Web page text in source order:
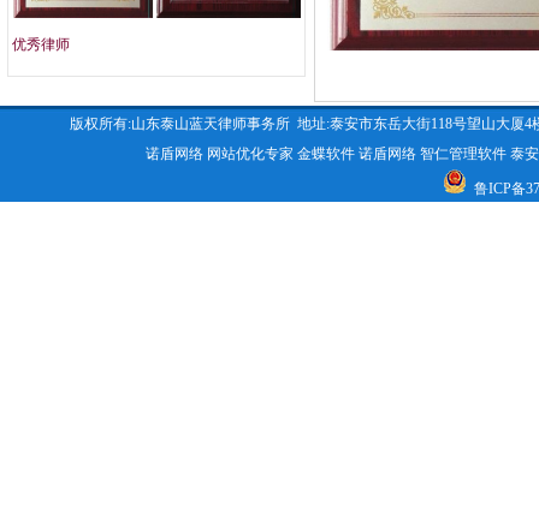
优秀律师 文明单位
版权所有:山东泰山蓝天律师事务所 地址:泰安市东岳大街118号望山大厦4
诺盾网络 网站优化专家 金蝶软件 诺盾网络 智仁管理软件 泰
鲁ICP备